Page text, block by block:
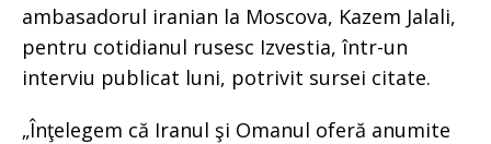
ambasadorul iranian la Moscova, Kazem Jalali,
pentru cotidianul rusesc Izvestia, într-un
interviu publicat luni, potrivit sursei citate.
„Înţelegem că Iranul şi Omanul oferă anumite